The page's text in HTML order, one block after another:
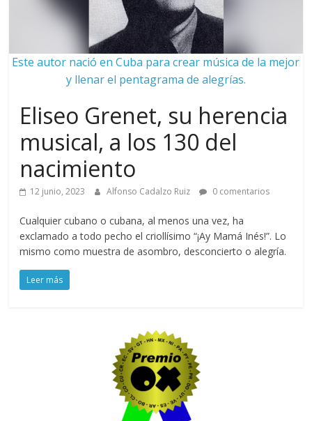
Este autor nació en Cuba para crear música de la mejor
y llenar el pentagrama de alegrías.
Eliseo Grenet, su herencia
musical, a los 130 del
nacimiento
12 junio, 2023 Alfonso Cadalzo Ruiz 0 comentarios
Cualquier cubano o cubana, al menos una vez, ha
exclamado a todo pecho el criollísimo “¡Ay Mamá Inés!”. Lo
mismo como muestra de asombro, desconcierto o alegría.
Leer más